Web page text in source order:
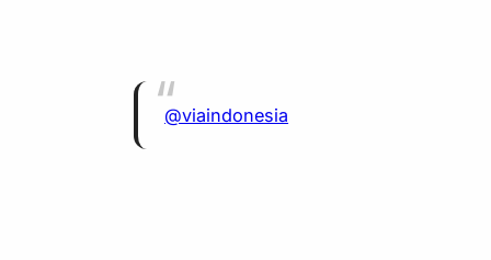
@viaindonesia